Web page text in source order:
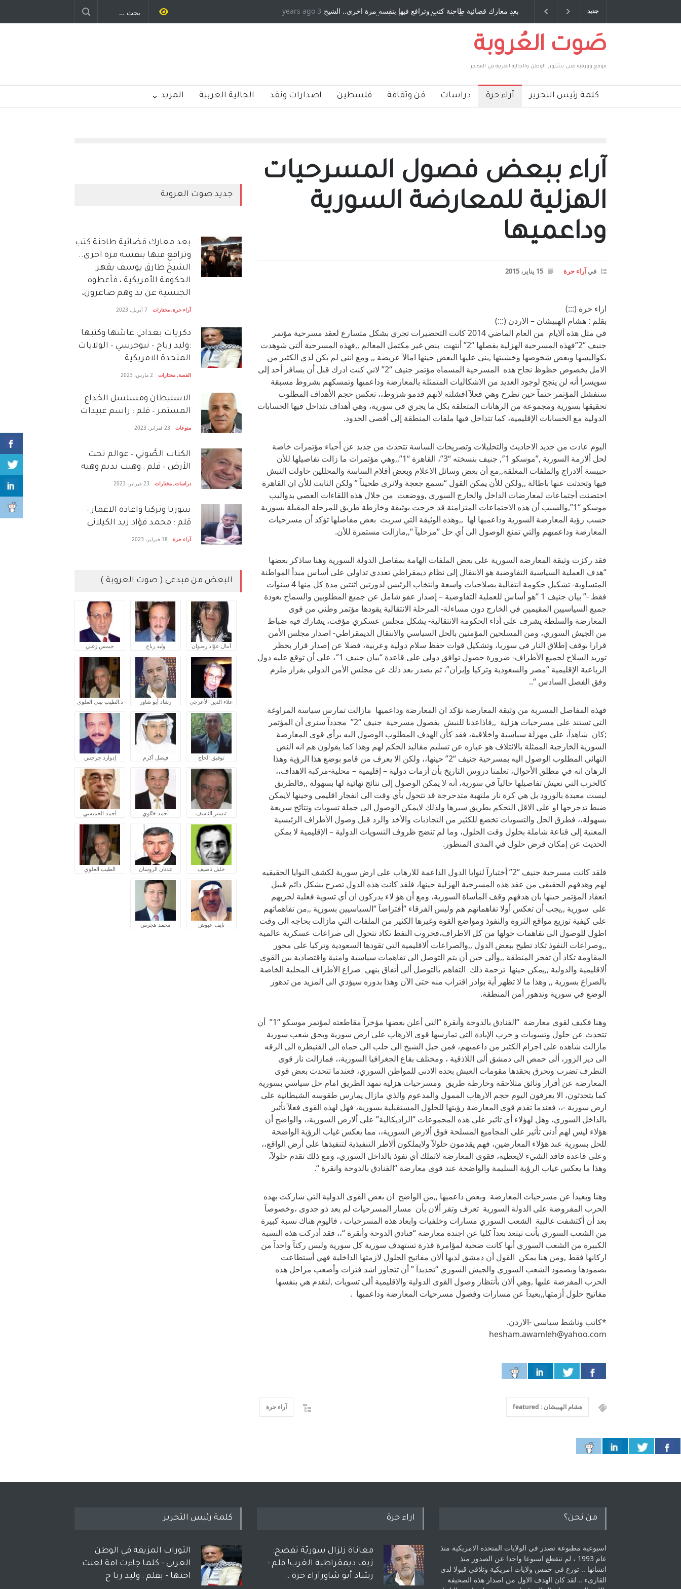
جديد دكريات بغداد ٍ: عاشها وكتبها :وليد رباح – نيوجرسي – الولايات المتحدة
الامريكية
قضائية طاحنة كتب وترافع فيها بنفسه مرة اخرى.. الشيخ
يقهر الحكومة الأمريكية ، فأعطوه الجنسية عن يد وهم
صاغرون،
3 years ago
صَوت العُروبة
موقع وورقية تعنى بشئون الوطن والجاليه العربية في المهجر
كلمة رئيس التحرير آراء حرة دراسات فن وثقافة فلسطين اصدارات ونقد الجالية العربية المزيد
آراء ببعض فصول المسرحيات
الهزلية للمعارضة السورية
وداعميها
فيآراء حرة 15 يناير، 2015
اراء حرة (:::)
بقلم : هشام الهبيشان – الاردن (:::)
في مثل هذه ألايام من العام الماضي 2014 كانت التحضيرات تجري بشكل متسارع لعقد مسرحية مؤتمر
جنيف “2”فهذه المسرحية الهزلية بفصلها “2” أنتهت بنص غير مكتمل المعالم ,,فهذه المسرحية ألتي شوهدت
بكواليسها وبعض شخوصها وخشبتها ,بنى عليها البعض حينها امالآ عريضة ,, ومع انني لم يكن لدي الكثير من
الامل بخصوص حظوظ نجاح هذه المسرحية المسماه مؤتمر جنيف “2” لاني كنت ادرك قبل أن يسافر أحد إلى
سويسرا أنه لن ينجح لوجود العديد من الاشكاليات المتمثلة بالمعارضة وداعميها وتمسكهم بشروط مسبقة
ستفشل المؤتمر حتمآ حين تطرح وهي فعلآ افشلته لانهم قدمو شروط،، تعكس حجم الأهداف المطلوب
تحقيقها بسورية ومجموعة من الرهانات المتعلقة بكل ما يجري في سورية، وهي أهداف تتداخل فيها الحسابات
الدولية مع الحسابات الإقليمية، كما تتداخل فيها ملفات المنطقة إلى أقصى الحدود.
اليوم عادت من جديد الاحاديث والتحليلات وتصريحات الساسة تتحدث من جديد عن أحياء مؤتمرات خاصة
لحل ألازمة السورية ,”موسكو 1″, جنيف بنسخته “3”، القاهرة “1”,,وهي مؤتمرات ما زالت تفاصيلها للأن
حبيسة ألادراج والملفات المغلقة,,مع أن بعض وسائل الاعلام وبعض أقلام الساسة والمحللين حاولت النبش
فيها وتحدثت عنها باطالة ,,ولكن للأن يمكن القول “نسمع جعجة ولانرى طحينآ ” ولكن الثابت للأن ان القاهرة
احتضنت أجتماعات لمعارضات الداخل والخارج السوري ,ووضعت من خلال هذه اللقاءات العصي بدواليب
موسكو “1”,والسبب أن هذه الاجتماعات المتزامنة قد خرجت بوثيقة وخارطة طريق للمرحلة المقبلة بسورية
حسب رؤية المعارضة السورية وداعميها لها ,,وهذه الوثيقة التي سربت بعض مفاصلها تؤكد أن مسرحيات
المعارضة وداعميهم والتي تمنع الوصول الى أي حل “مرحليآ “,,مازالت مستمرة للأن.
فقد ركزت وثيقة المعارضة السورية على بعض الملفات الهامة بمفاصل الدولة السورية وهنا ساذكر بعضها
“هدف العملية السياسية التفاوضية هو الانتقال إلى نظام ديمقراطي تعددي تداولي على أساس مبدأ المواطنة
المتساوية- تشكيل حكومة انتقالية بصلاحيات واسعة وانتخاب الرئيس لدورتين اثنتين مدة كل منها 4 سنوات
فقط -” بيان جنيف 1 “هو أساس للعملية التفاوضية – إصدار عفو شامل عن جميع المطلوبين والسماح بعودة
جميع السياسيين المقيمين في الخارج دون مساءلة- المرحلة الانتقالية يقودها مؤتمر وطني من قوى
المعارضة والسلطة يشرف على أداء الحكومة الانتقالية- يشكل مجلس عسكري مؤقت، يشارك فيه ضباط
من الجيش السوري، ومن المسلحين المؤمنين بالحل السياسي والانتقال الديمقراطي- اصدار مجلس الأمن
قرارا بوقف إطلاق النار في سوريا، وتشكيل قوات حفظ سلام دولية وعربية، فضلا عن إصدار قرار بحظر
توريد السلاح لجميع الأطراف- ضرورة حصول توافق دولي على قاعدة “بيان جنيف 1″، على أن توقع عليه دول
الرباعية الإقليمية “مصر والسعودية وتركيا وإيران”، ثم يصدر بعد ذلك عن مجلس الأمن الدولي بقرار ملزم
وفق الفصل السادس “..
فهذه المفاصل المسربة من وثيقة المعارضة تؤكد ان المعارضة وداعميها مازالت تمارس سياسة المراوغة
التي تستند على مسرحيات هزلية ,,فاذاعدنا للنبش بفصول مسرحية جنيف “2” مجددآ سنرى أن المؤتمر
;كان شاهدآ، على مهزلة سياسية واخلاقية، فقد كأن الهدف المطلوب الوصول اليه برأي قوى المعارضة
السورية الخارجية الممثلة بالائتلاف هو عباره عن تسليم مقاليد الحكم لهم وهذا كما يقولون هم انه النص
النهائي المطلوب الوصول اليه بمسرحية جنيف “2” حينها،، ولكن الا يعرف من قامو بوضع هذا الرؤية وهذا
الرهان انه في مطلق الأحوال، تعلمنا دروس التاريخ بأن أزمات دولية – إقليمية – محلية-مركبة الاهداف،،
كالحرب التي نعيش تفاصيلها حاليآ في سورية، أنه لا يمكن الوصول إلى نتائج نهائية لها بسهولة ,,فالطريق
ليست معبدة بالورود بل هي كرة نار ملتهبة متدحرجة قد تتحول بأي وقت الى انفجار اقليمي وحينها لايمكن
ضبط تدحرجها او على الاقل التحكم بطريق سيرها ولذلك لايمكن الوصول الى جملة تسويات ونتائج سريعة
بسهولة،، فطرق الحل والتسويات تخضع للكثير من التجاذبات والأخذ والرد قبل وصول الأطراف الرئيسية
المعنية إلى قناعة شاملة بحلول وقت الحلول، وما لم تنضج ظروف التسويات الدولية – الإقليمية لا يمكن
الحديث عن إمكان فرض حلول في المدى المنظور.
فلقد كانت مسرحية جنيف “2” أختبارآ لنوايا الدول الداعمة للارهاب على ارض سورية لكشف النوايا الحقيقيه
لهم وهدفهم الحقيقي من عقد هذه المسرحية الهزلية حينها، فلقد كانت هذه الدول تصرح بشكل دائم قبيل
انعقاد المؤتمر حينها بان هدفهم وقف المأساة السورية، ومع أن هؤ لاء يدركون ان أي تسوية فعلية لحربهم
على سورية ,,يجب أن تعكس أولا تفاهماتهم هم وليس الفرقاء “أفتراضآ “السياسيين بسورية ,,من تفاهماتهم
على كيفية توزيع مواقع الثروة والنفوذ ومواضع القوة وغيرها الكثير من الملفات التي مازالت بحاجه الى وقت
اطول للوصول الى تفاهمات حولها من كل الاطراف،فحروب النفط تكاد تتحول الى صراعات عسكرية عالمية
,,وصراعات النفوذ تكاد تطيح ببعض الدول ,,والصراعات ألاقليمية التي تقودها السعودية وتركيا على محور
المقاومة تكاد أن تفجر المنطقة ,,وألى حين أن يتم التوصل الى تفاهمات سياسية وامنية واقتصادية بين القوى
ألاقليمية والدولية ,,يمكن حينها ترجمة ذلك التفاهم بالتوصل ألى أتفاق ينهي صراع الأطراف المحلية الخاصة
بالصراع بسورية ,, وهذا ما لا تظهر أية بوادر اقتراب منه حتى الآن وهذا بدوره سيؤدي الى المزيد من تدهور
الوضع في سورية وتدهور أمن المنطقة.
وهنا فكيف لقوى معارضة “الفنادق بالدوحة وأنقرة “التي أعلن بعضها مؤخرآ مقاطعته لمؤتمر موسكو “1” أن
تتحدث عن حلول وتسويات و حرب الإبادة التي تمارسها قوى الارهاب على ارض سورية وبحق شعب سورية
مازالت شاهده على اجرام الكثير من داعميهم، فمن جبل الشيخ الى حلب الى حماه الى القنيطره الى الرقه
الى دير الزور، ألى حمص الى دمشق ألى اللاذقية ، ومختلف بقاع الجغرافيا السورية،، فمازالت نار قوى
التطرف تضرب وتحرق بحقدها مقومات العيش بحده الادنى للمواطن السوري، فعندما تتحدث بعض قوى
المعارضة عن أقرار وثائق متلاحقة وخارطة طريق ومسرحيات هزلية تمهد الطريق امام حل سياسي بسورية
كما يتحدثون، الا يعرفون اليوم حجم الارهاب الممول والمدعوم والذي مازال يمارس طقوسه الشيطانية على
ارض سورية -،، فعندما تقدم قوى المعارضة رؤيتها للحلول المستقبلية بسورية، فهل لهذه القوى فعلآ تأثير
بالداخل السوري، وهل لهؤلاء أي تاثير على هذه المجموعات “الراديكالية” على ألارض السورية،، والواضح أن
هؤلاء ليس لهم أدنى تأثير على المجاميع المسلحة فوق ألارض السورية،، مما يعكس غياب الرؤية الواضحة
للحل بسورية عند هؤلاء المعارضين، فهم يقدمون حلولآ ولايملكون ألاطر التنفيذية لتنفيذها على أرض الواقع،،
وعلى قاعدة فاقد الشيء لايعطيه، فقوى المعارضة لاتملك أي نفوذ بالداخل السوري، ومع ذلك تقدم حلولآ،
وهذا ما يعكس غياب الرؤية السليمة والواضحة عند قوى معارضة “الفنادق بالدوحة وانقرة “.
وهنا وبعيدآ عن مسرحيات المعارضة وبعض داعميها ,,من الواضح ان بعض القوى الدولية التي شاركت بهذه
الحرب المفروضة على الدولة السورية تعرف وتقر ألان بأن مسار المسرحيات لم يعد ذو جدوى ،وخصوصآ
بعد أن أكتشفت غالبية الشعب السوري مسارات وخلفيات وابعاد هذه المسرحيات ، فاليوم هناك نسبة كبيرة
من الشعب السوري بأتت تبتعد بعدآ كليا عن اجندة معارضة “فنادق الدوحة وأنقرة “،، فقد أدركت هذه النسبة
الكبيرة من الشعب السوري أنها كانت ضحية لمؤامرة قذرة تستهدف سورية كل سورية وليس ركنآ واحدآ من
اركانها فقط ,ومن هنا يمكن القول أن دمشق لديها ألان مفاتيح الحلول لازمتها الداخلية فهي أستطاعت
بصمودها وبصمود الشعب السوري والجيش السوري “تحديدآ ” أن تتجاوز اشد فترات وأصعب مراحل هذه
الحرب المفرضة عليها ,وهي ألان بأنتظار وصول القوى الدولية والاقليمية ألى تسويات ,لتقدم هي بنفسها
مفاتيح حلول أزمتها,,بعيدآ عن مسارات وفصول مسرحيات المعارضة وداعميها .
*كاتب وناشط سياسي -الاردن.
hesham.awamleh@yahoo.com
هشام الهبيشان : featured آراء حرة
جديد صوت العروبة
بعد معارك قضائية طاحنة كتب
وترافع فيها بنفسه مرة اخرى..
الشيخ طارق يوسف يقهر
الحكومة الأمريكية ، فأعطوه
الجنسية عن يد وهم صاغرون،
آراء حرة, مختارات 7 أبريل، 2023
دكريات بغداد ٍ: عاشها وكتبها
:وليد رباح – نيوجرسي – الولايات
المتحدة الامريكية
القصة, مختارات 2 مارس، 2023
الاستيطان ومسلسل الخداع
المستمر – قلم : راسم عبيدات
منوعات 23 فبراير، 2023
الكتاب الصَّوتي – عوالم تحت
الأرض – قلم : وهيب نديم وهبه
دراسات, مختارات 23 فبراير، 2023
سوريا وتركيا واعادة الاعمار –
قلم : محمد فؤاد زيد الكيلاني
آراء حرة 18 فبراير، 2023
البعض من مبدعي ( صوت العروبة )
آمال عوّاد رضوان وليد رباح جيمس زغبي
علاء الدين الأعرجي رشاد أبو شاور د.الطيب بيتي العلوي
توفيق الحاج فيصل أكرم إدوارد جرجس
تيسير الناشف أحمد ختّاوي أحمد الخميسي
خليل ناصيف عدنان الروسان الطيب العلوي
نايف عبوش محمد هجرس
من نحن؟
اسبوعية مطبوعة تصدر في الولايات المتحده الامريكية منذ
عام 1993 ، لم ‏تنقطع اسبوعا واحدا عن الصدور منذ
انشائها .. توزع في خمس ولايات امريكية ‏وتلاقي قبولا لدى
القارىء ..‏ لقد كان الهدف الاول من اصدار هذه الصحيفة
اراء حرة
معاناة زلزال سوريّة تفضح:
زيف ديمقراطية الغرب! قلم :
رشاد أبو شاورآراء حرة ..
كلمة رئيس التحرير
الثورات المزيفة في الوطن
العربي - كلما جاءت امة لعنت
اختها - بقلم : وليد ربا ح